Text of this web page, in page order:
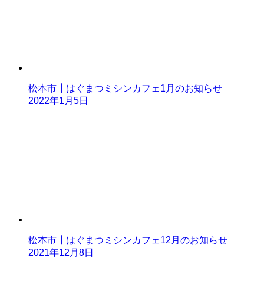
松本市┃はぐまつミシンカフェ1月のお知らせ
2022年1月5日
松本市┃はぐまつミシンカフェ12月のお知らせ
2021年12月8日